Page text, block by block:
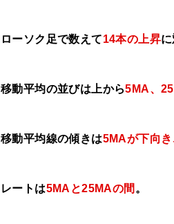
ローソク足で数えて14本の上昇
移動平均の並びは上から5MA、
移動平均線の傾きは5MAが下向き
レートは5MAと25MAの間 。